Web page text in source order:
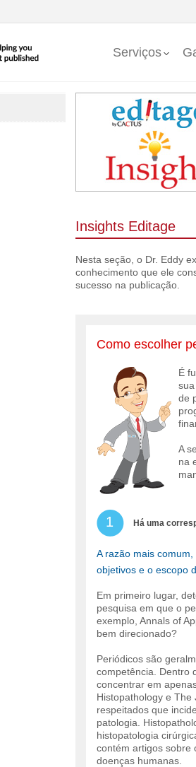
Serviços
Insights Editage
Nesta seção, o Dr. Eddy
conhecimento que ele
sucesso na publicação.
Como escolher
É
de
A
na
1 Há uma
A razão mais
objetivos e o escopo
Em primeiro lugar,
pesquisa em que o
exemplo, Annals of
bem direcionado?
Periódicos são
competência. Dentro
concentrar em
Histopathology e
respeitados que
patologia.
histopatologia
contém artigos sobre
doenças humanas.